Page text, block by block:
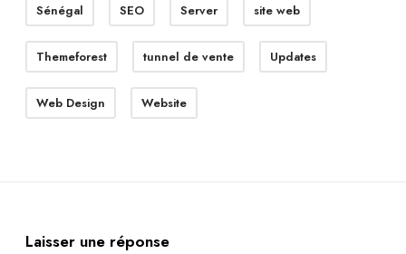
Sénégal SEO Server site web
Themeforest tunnel de vente Updates
Web Design Website
Laisser une réponse